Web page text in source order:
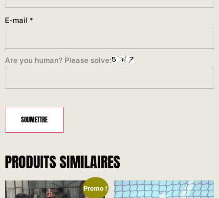
E-mail *
Are you human? Please solve:
PRODUITS SIMILAIRES
Promo !